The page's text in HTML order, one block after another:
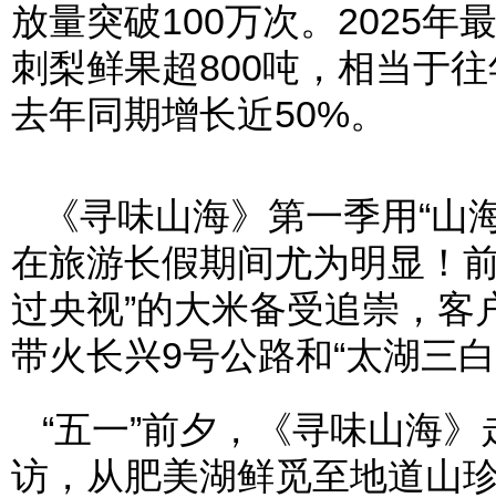
放量突破100万次。2025年
刺梨鲜果超800吨，相当于
去年同期增长近50%。
《寻味山海》第一季用“
在旅游长假期间尤为明显！
过央视”的大米备受追崇，客
带火长兴9号公路和“太湖三
“五一”前夕，《寻味山海
访，从肥美湖鲜觅至地道山